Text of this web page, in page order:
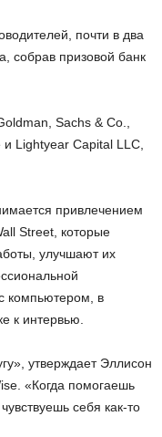
почти в два
собрав призовой банк
Sachs & Co.,
Lightyear Capital LLC,
привлечением
Street, которые
улучшают их
компьютером, в
к интервью.
утверждает Эллисон
«Когда помогаешь
себя как-то